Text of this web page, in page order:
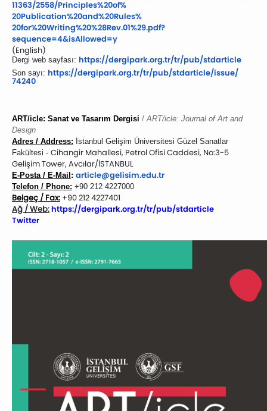
11363/2558/Principles%20of%
20Publication%20and%20Rules%
20for%20Writing%20%28Rev.01%29.pdf?
sequence=4&isAllowed=y
(English)
Dergi web sayfası: https://dergipark.org.tr/tr/pub/stdarticle
Son sayı: https://dergipark.org.tr/tr/pub/stdarticle/issue/
74240
ART/icle: Sanat ve Tasarım Dergisi /ART/icle: Journal of Art and
Design
Adres / Address: İstanbul Gelişim Üniversitesi Güzel Sanatlar
Fakültesi - Cihangir Mahallesi, Petrol Ofisi Caddesi, No:3-5
Gelişim Tower, Avcılar/İSTANBUL
E-Posta / E-Mail : article@gelisim.edu.tr
Telefon / Phone: +90 212 4227000
Belgeç / Fax: +90 212 4227401
Ağ / Web:https://dergipark.org.tr/tr/pub/stdarticle
Twitter